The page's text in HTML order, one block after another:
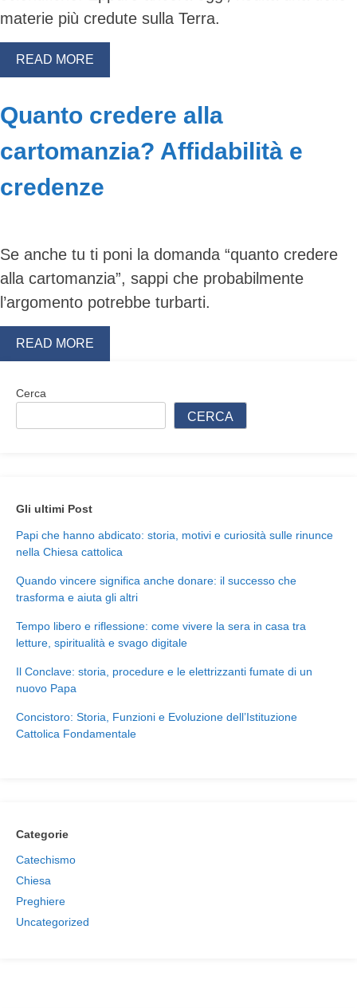
content
materie più credute sulla Terra.
READ MORE
Quanto credere alla
cartomanzia? Affidabilità e
credenze
Se anche tu ti poni la domanda “quanto credere
alla cartomanzia”, sappi che probabilmente
l’argomento potrebbe turbarti.
READ MORE
Cerca
CERCA
Gli ultimi Post
Papi che hanno abdicato: storia, motivi e curiosità sulle rinunce
nella Chiesa cattolica
Quando vincere significa anche donare: il successo che
trasforma e aiuta gli altri
Tempo libero e riflessione: come vivere la sera in casa tra
letture, spiritualità e svago digitale
Il Conclave: storia, procedure e le elettrizzanti fumate di un
nuovo Papa
Concistoro: Storia, Funzioni e Evoluzione dell’Istituzione
Cattolica Fondamentale
Categorie
Catechismo
Chiesa
Preghiere
Uncategorized